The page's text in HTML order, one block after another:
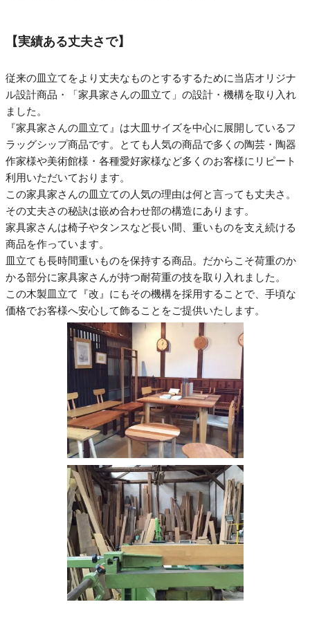
【実績ある丈夫さで】
従来の皿立てをより丈夫なものとするするために当店オリジナ
ル設計商品・「家具家さんの皿立て」の設計・機構を取り入れ
ました。
『家具家さんの皿立て』は大皿サイズを中心に展開しているフ
ラッグシップ商品です。とても人気の商品で多くの陶芸・陶器
作家様や美術館様・各種愛好家様など多くのお客様にリピート
利用いただいております。
この家具家さんの皿立ての人気の理由は何と言っても丈夫さ。
その丈夫さの秘訣は嵌め合わせ部の構造にあります。
家具家さんは椅子やタンスなど長い間、重いものを支え続ける
商品を作っています。
皿立ても長時間重いものを保持する商品。だからこそ荷重のか
かる部分に家具家さんが持つ耐荷重の技を取り入れました。
この木製皿立て『改』にもその機構を採用することで、手頃な
価格でお客様へ安心して飾ることをご提供いたします。